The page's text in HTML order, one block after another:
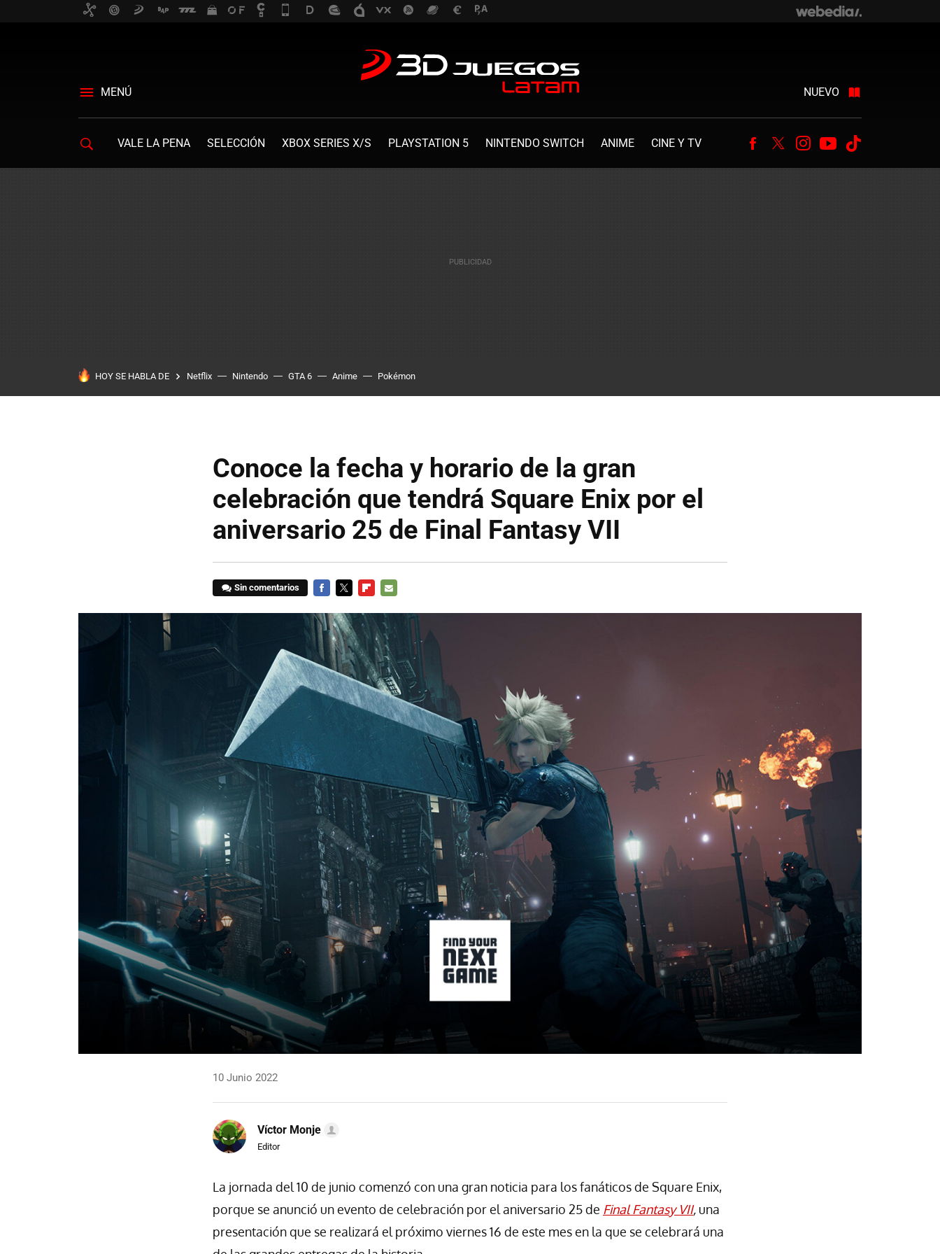
MENÚ NUEVO
VALE LA PENA SELECCIÓN XBOX SERIES X/S PLAYSTATION 5 NINTENDO SWITCH ANIME CINE Y TV Facebook
TwitterInstagram
Youtube
HOY SE HABLA DE Netflix Nintendo GTA 6 Anime Pokémon
Conoce la fecha y horario de la gran
celebración que tendrá Square Enix por el
aniversario 25 de Final Fantasy VII
Sin comentarios
MAIL
10 Junio 2022
Víctor Monje
Editor
La jornada del 10 de junio comenzó con una gran noticia para los fanáticos de Square Enix,
porque se anunció un evento de celebración por el aniversario 25 de Final Fantasy VII, una
presentación que se realizará el próximo viernes 16 de este mes en la que se celebrará una